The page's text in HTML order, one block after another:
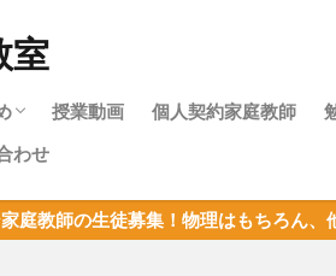
室
受験に
とめ
授業動画 個人契約家庭教師
わせ
集！物理はもちろん、他教科の指導